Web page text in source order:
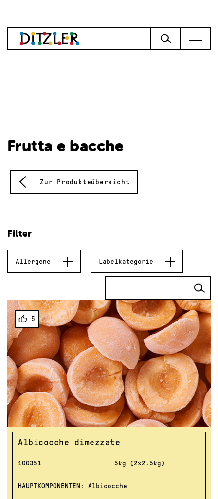
Frutta e bacche
Zur Produkteübersicht
Filter
Allergene Labelkategorie
5
Albicocche dimezzate
100351 5kg (2x2.5kg)
HAUPTKOMPONENTEN: Albicocche